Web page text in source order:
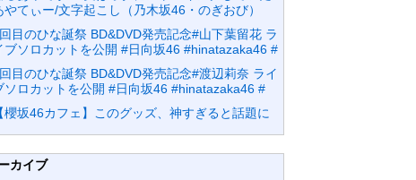
やてぃー/文字起こし（乃木坂46・のぎおび）
目のひな誕祭 BD&DVD発売記念#山下葉留花 ラ
ブソロカットを公開 #日向坂46 #hinatazaka46 #
目のひな誕祭 BD&DVD発売記念#渡辺莉奈 ライ
ソロカットを公開 #日向坂46 #hinatazaka46 #
【櫻坂46カフェ】このグッズ、神すぎると話題に
カイブ